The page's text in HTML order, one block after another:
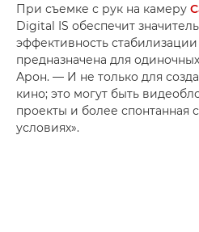
При съемке с рук на камеру
Digital IS обеспечит
эффективность
предназначена для
Арон. — И не только для
кино; это могут быть
проекты и более спонтанная
условиях».